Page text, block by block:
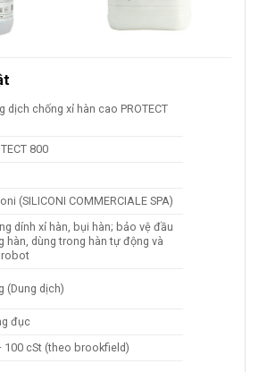
dịch chống xỉ hàn cao PROTECT
800
(SILICONI COMMERCIALE SPA)
dính xỉ hàn, bụi hàn; bảo vệ đầu
hàn, dùng trong hàn tự động và
robot
(Dung dịch)
đục
100 cSt (theo brookfield)